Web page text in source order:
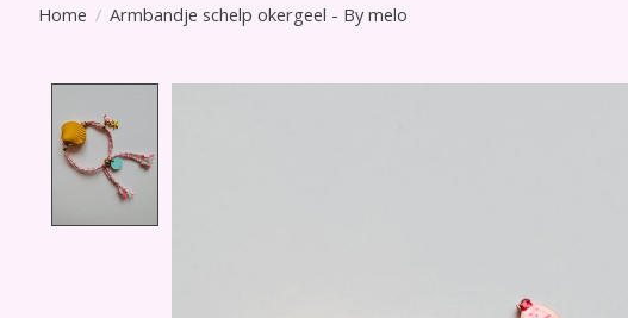
Home / Armbandje schelp okergeel - By melo